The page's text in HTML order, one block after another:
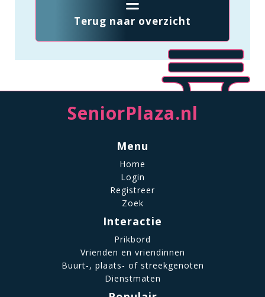
Terug naar overzicht
SeniorPlaza.nl
Menu
Home
Login
Registreer
Zoek
Interactie
Prikbord
Vrienden en vriendinnen
Buurt-, plaats- of streekgenoten
Dienstmaten